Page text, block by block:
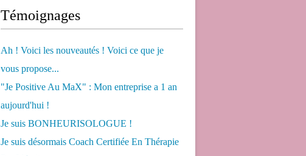
Témoignages
Ah ! Voici les nouveautés ! Voici ce que je
vous propose...
"Je Positive Au MaX" : Mon entreprise a 1 an
aujourd'hui !
Je suis BONHEURISOLOGUE !
Je suis désormais Coach Certifiée En Thérapie